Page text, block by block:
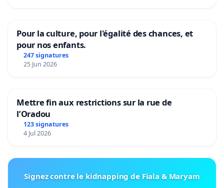
Pour la culture, pour l'égalité des chances, et
pour nos enfants.
247 signatures
25 Jun 2026
Mettre fin aux restrictions sur la rue de
l’Oradou
123 signatures
4 Jul 2026
Signez contre le kidnapping de Fiala & Maryam